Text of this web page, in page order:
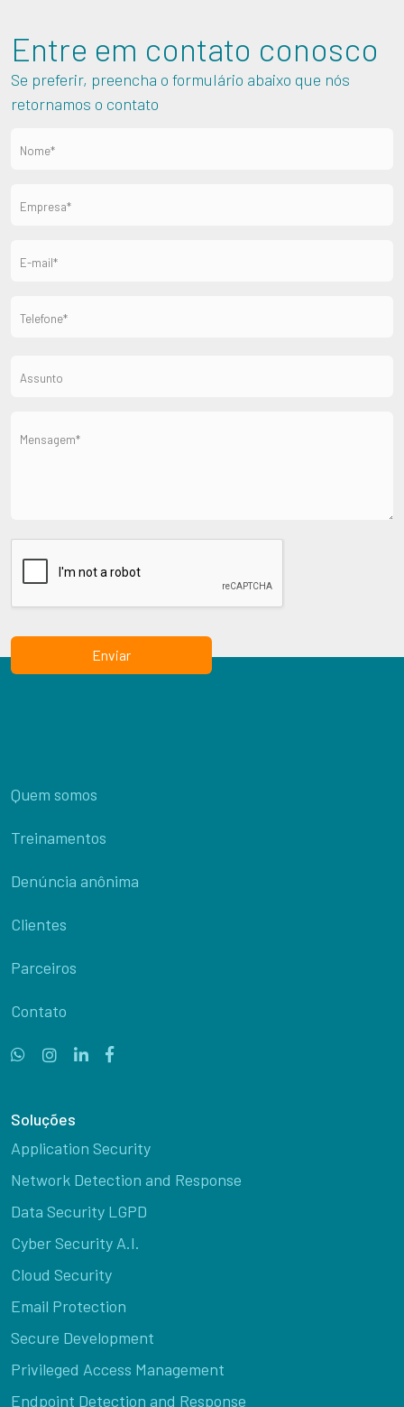
Entre em contato conosco
Se preferir, preencha o formulário abaixo que nós
retornamos o contato
Enviar
Quem somos
Treinamentos
Denúncia anônima
Clientes
Parceiros
Contato
Soluções
Application Security
Network Detection and Response
Data Security LGPD
Cyber Security A.I.
Cloud Security
Email Protection
Secure Development
Privileged Access Management
Endpoint Detection and Response